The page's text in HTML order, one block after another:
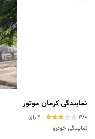
نمایندگی کرمان موتور
3/0
4 رای
نمایندگی خودرو